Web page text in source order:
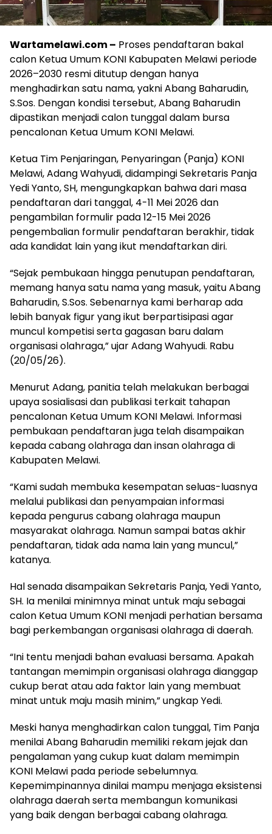
Wartamelawi.com – Proses pendaftaran bakal
calon Ketua Umum KONI Kabupaten Melawi periode
2026–2030 resmi ditutup dengan hanya
menghadirkan satu nama, yakni Abang Baharudin,
S.Sos. Dengan kondisi tersebut, Abang Baharudin
dipastikan menjadi calon tunggal dalam bursa
pencalonan Ketua Umum KONI Melawi.
Ketua Tim Penjaringan, Penyaringan (Panja) KONI
Melawi, Adang Wahyudi, didampingi Sekretaris Panja
Yedi Yanto, SH, mengungkapkan bahwa dari masa
pendaftaran dari tanggal, 4-11 Mei 2026 dan
pengambilan formulir pada 12-15 Mei 2026
pengembalian formulir pendaftaran berakhir, tidak
ada kandidat lain yang ikut mendaftarkan diri.
“Sejak pembukaan hingga penutupan pendaftaran,
memang hanya satu nama yang masuk, yaitu Abang
Baharudin, S.Sos. Sebenarnya kami berharap ada
lebih banyak figur yang ikut berpartisipasi agar
muncul kompetisi serta gagasan baru dalam
organisasi olahraga,” ujar Adang Wahyudi. Rabu
(20/05/26).
Menurut Adang, panitia telah melakukan berbagai
upaya sosialisasi dan publikasi terkait tahapan
pencalonan Ketua Umum KONI Melawi. Informasi
pembukaan pendaftaran juga telah disampaikan
kepada cabang olahraga dan insan olahraga di
Kabupaten Melawi.
“Kami sudah membuka kesempatan seluas-luasnya
melalui publikasi dan penyampaian informasi
kepada pengurus cabang olahraga maupun
masyarakat olahraga. Namun sampai batas akhir
pendaftaran, tidak ada nama lain yang muncul,”
katanya.
Hal senada disampaikan Sekretaris Panja, Yedi Yanto,
SH. Ia menilai minimnya minat untuk maju sebagai
calon Ketua Umum KONI menjadi perhatian bersama
bagi perkembangan organisasi olahraga di daerah.
“Ini tentu menjadi bahan evaluasi bersama. Apakah
tantangan memimpin organisasi olahraga dianggap
cukup berat atau ada faktor lain yang membuat
minat untuk maju masih minim,” ungkap Yedi.
Meski hanya menghadirkan calon tunggal, Tim Panja
menilai Abang Baharudin memiliki rekam jejak dan
pengalaman yang cukup kuat dalam memimpin
KONI Melawi pada periode sebelumnya.
Kepemimpinannya dinilai mampu menjaga eksistensi
olahraga daerah serta membangun komunikasi
yang baik dengan berbagai cabang olahraga.